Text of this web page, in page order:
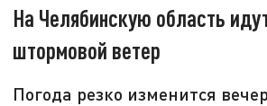
На Челябинскую область
штормовой ветер
Погода резко изменится